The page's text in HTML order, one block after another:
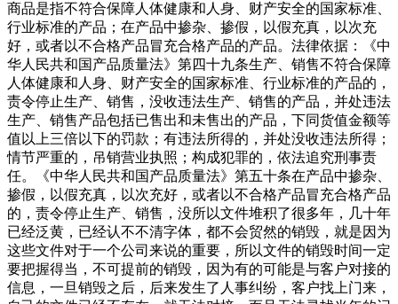
商品是指不符合保障人体健康和人身、财产安全的国家标准、
行业标准的产品；在产品中掺杂、掺假，以假充真，以次充
好，或者以不合格产品冒充合格产品的产品。法律依据：《中
华人民共和国产品质量法》第四十九条生产、销售不符合保障
人体健康和人身、财产安全的国家标准、行业标准的产品的，
责令停止生产、销售，没收违法生产、销售的产品，并处违法
生产、销售产品包括已售出和未售出的产品，下同货值金额等
值以上三倍以下的罚款；有违法所得的，并处没收违法所得；
情节严重的，吊销营业执照；构成犯罪的，依法追究刑事责
任。《中华人民共和国产品质量法》第五十条在产品中掺杂、
掺假，以假充真，以次充好，或者以不合格产品冒充合格产品
的，责令停止生产、销售，没所以文件堆积了很多年，几十年
已经泛黄，已经认不不清字体，都不会贸然的销毁，就是因为
这些文件对于一个公司来说的重要，所以文件的销毁时间一定
要把握得当，不可提前的销毁，因为有的可能是与客户对接的
信息，一旦销毁之后，后来发生了人事纠纷，客户找上门来，